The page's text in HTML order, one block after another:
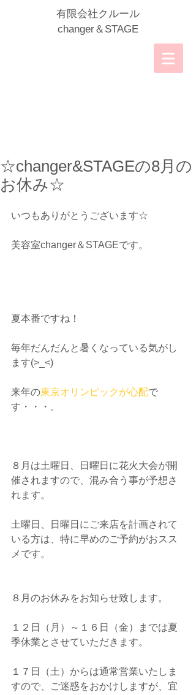
​有限会社クルール
​changer＆STAGE
☆changer&STAGEの8月の
お休み☆
いつもありがとうございます☆
美容室changer＆STAGEです。
夏本番ですね！
毎年だんだんと暑くなっている気がし
ます(>_<)
来年の東京オリンピックが心配で
す・・・。
８月は土曜日、日曜日に花火大会が開
催されますので、混み合う事が予想さ
れます。
土曜日、日曜日にご来店を計画されて
いる方は、特に早めのご予約がおスス
メです。
８月のお休みをお知らせ致します。
１２日（月）～１６日（金）までは夏
季休業とさせていただきます。
１７日（土）からは通常営業いたしま
すので、ご迷惑をおかけしますが、宜